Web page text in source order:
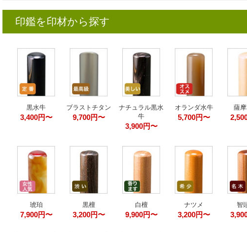
印鑑を印材から探す
黒水牛
3,400円〜
ブラストチタン
9,700円〜
ナチュラル黒水
牛
3,900円〜
オランダ水牛
5,700円〜
薩
琥珀
7,900円〜
黒檀
3,200円〜
白檀
9,900円〜
ナツメ
3,200円〜
智